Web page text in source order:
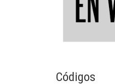
Códigos